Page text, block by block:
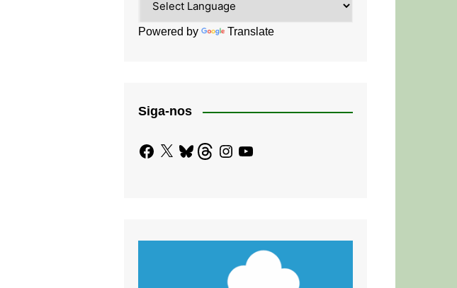
Powered by Translate
Siga-nos
Facebook
X BlueskyThreadsInstagram
YouTube